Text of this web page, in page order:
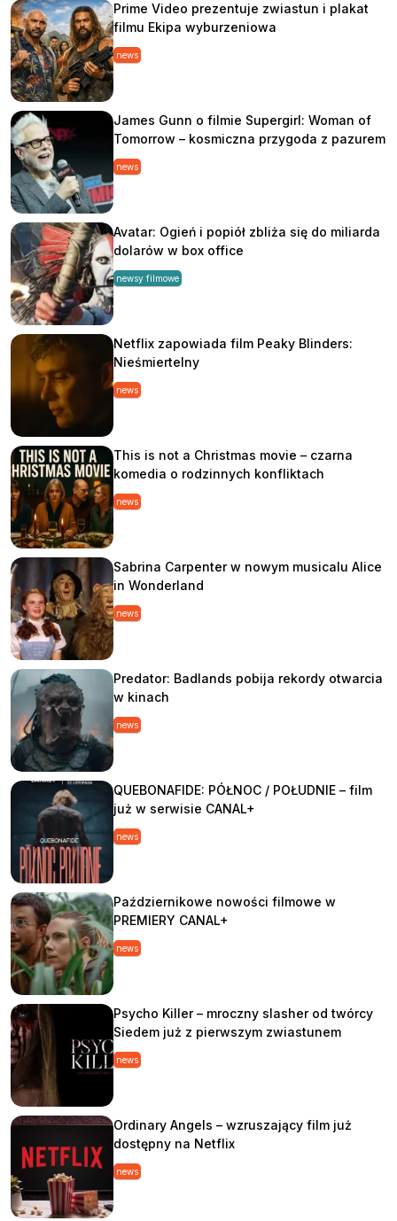
Prime Video prezentuje zwiastun i plakat
filmu Ekipa wyburzeniowa
news
James Gunn o filmie Supergirl: Woman of
Tomorrow – kosmiczna przygoda z pazurem
news
Avatar: Ogień i popiół zbliża się do miliarda
dolarów w box office
newsy filmowe
Netflix zapowiada film Peaky Blinders:
Nieśmiertelny
news
This is not a Christmas movie – czarna
komedia o rodzinnych konfliktach
news
Sabrina Carpenter w nowym musicalu Alice
in Wonderland
news
Predator: Badlands pobija rekordy otwarcia
w kinach
news
QUEBONAFIDE: PÓŁNOC / POŁUDNIE – film
już w serwisie CANAL+
news
Październikowe nowości filmowe w
PREMIERY CANAL+
news
Psycho Killer – mroczny slasher od twórcy
Siedem już z pierwszym zwiastunem
news
Ordinary Angels – wzruszający film już
dostępny na Netflix
news